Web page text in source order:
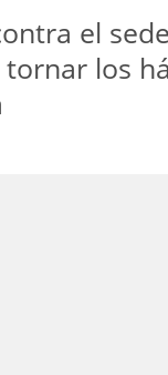
el
los